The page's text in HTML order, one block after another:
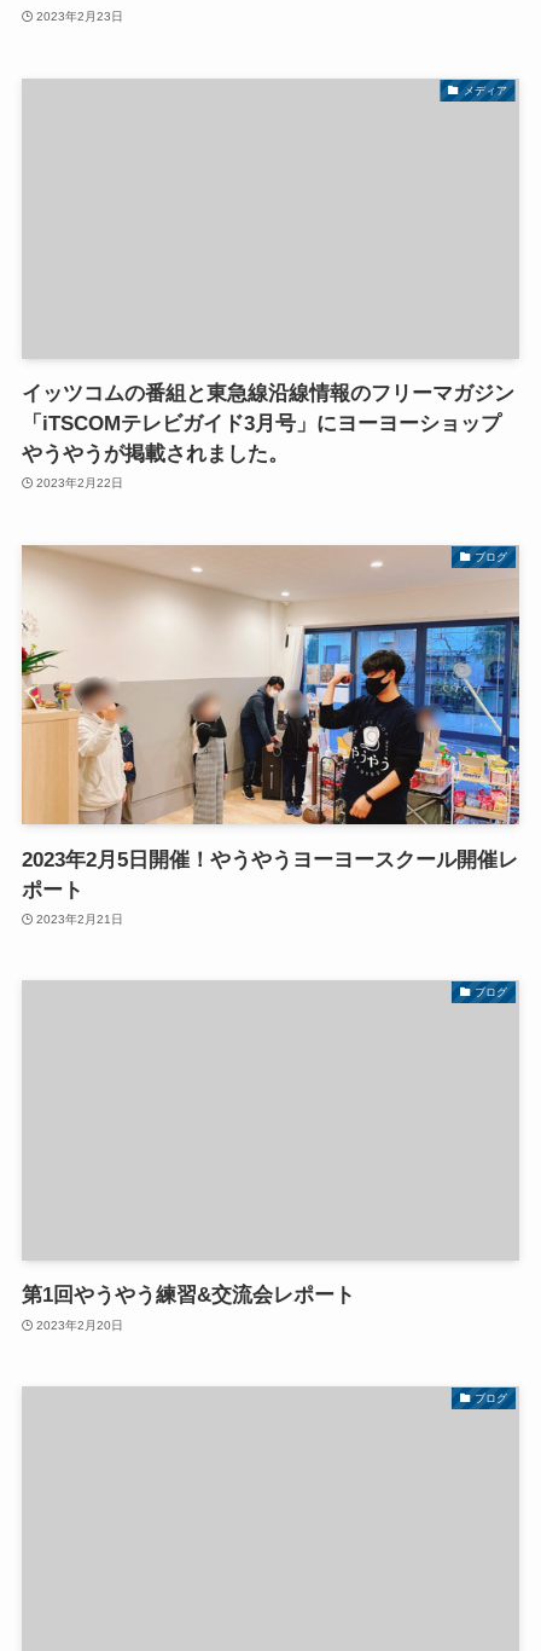
2023年2月23日
メディア
イッツコムの番組と東急線沿線情報のフリーマガジン
「iTSCOMテレビガイド3月号」にヨーヨーショップ
やうやうが掲載されました。
2023年2月22日
ブログ
2023年2月5日開催！やうやうヨーヨースクール開催レ
ポート
2023年2月21日
ブログ
第1回やうやう練習&交流会レポート
2023年2月20日
ブログ